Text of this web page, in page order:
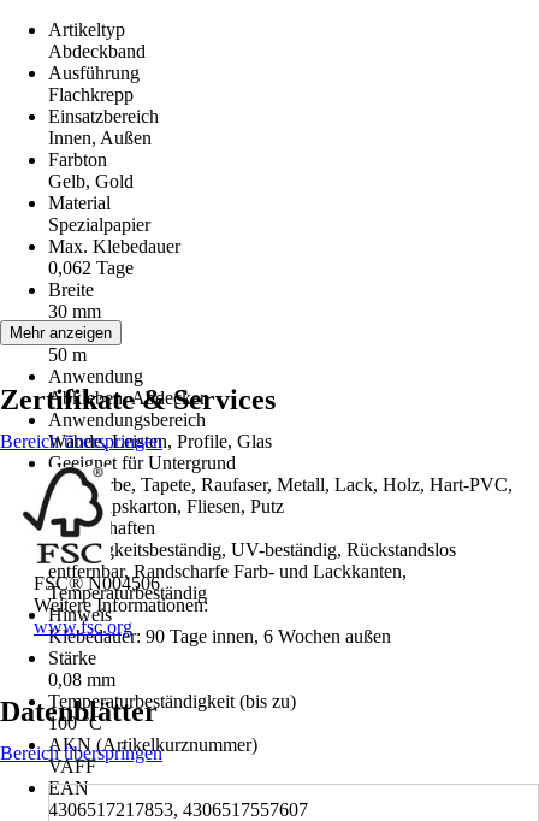
Artikeltyp
Abdeckband
Ausführung
Flachkrepp
Einsatzbereich
Innen, Außen
Farbton
Gelb, Gold
Material
Spezialpapier
Max. Klebedauer
0,062 Tage
Breite
30 mm
Länge
50 m
Anwendung
Abkleben, Abdecken
Anwendungsbereich
Wände, Leisten, Profile, Glas
Geeignet für Untergrund
Wandfarbe, Tapete, Raufaser, Metall, Lack, Holz, Hart-PVC,
Glas, Gipskarton, Fliesen, Putz
Eigenschaften
Feuchtigkeitsbeständig, UV-beständig, Rückstandslos
entfernbar, Randscharfe Farb- und Lackkanten,
Temperaturbeständig
Hinweis
Klebedauer: 90 Tage innen, 6 Wochen außen
Stärke
0,08 mm
Temperaturbeständigkeit (bis zu)
100 °C
AKN (Artikelkurznummer)
VAFF
EAN
4306517217853, 4306517557607
Mehr anzeigen
Zertifikate & Services
Bereich überspringen
FSC® N004506
Weitere Informationen:
www.fsc.org
Datenblätter
Bereich überspringen